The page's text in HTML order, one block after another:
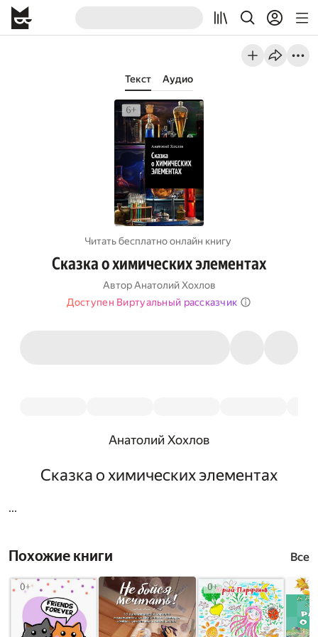
Текст Аудио
Читать бесплатно онлайн книгу
Сказка о химических элементах
Автор Анатолий Хохлов
Доступен Виртуальный рассказчик
Анатолий Хохлов
Сказка о химических элементах
...
Похожие книги Все